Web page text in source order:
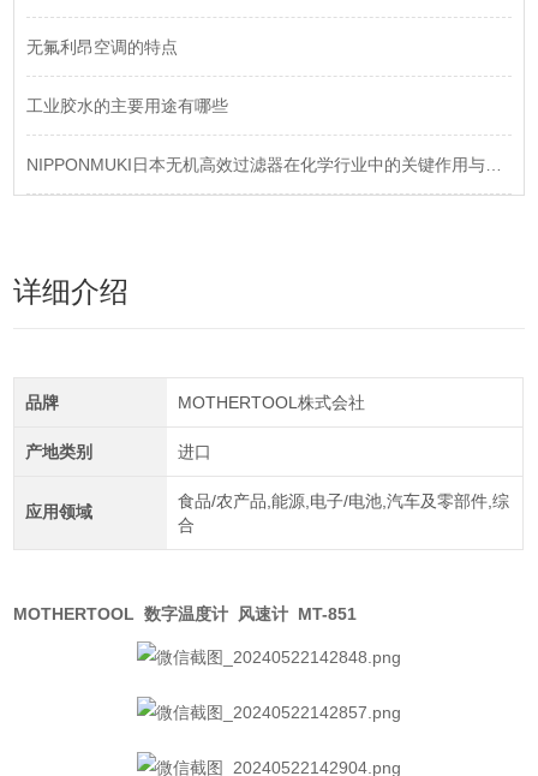
无氟利昂空调的特点
工业胶水的主要用途有哪些
NIPPONMUKI日本无机高效过滤器在化学行业中的关键作用与选型指南
详细介绍
品牌 MOTHERTOOL株式会社
产地类别 进口
应用领域
食品/农产品,能源,电子/电池,汽车及零部件,综
合
MOTHERTOOL 数字温度计 风速计 MT-851